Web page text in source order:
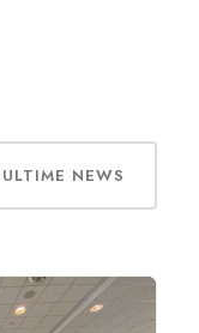
ULTIME NEWS